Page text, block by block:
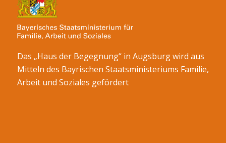
Das „Haus der Begegnung“ in Augsburg wird aus
Mitteln des Bayrischen Staatsministeriums Familie,
Arbeit und Soziales gefördert